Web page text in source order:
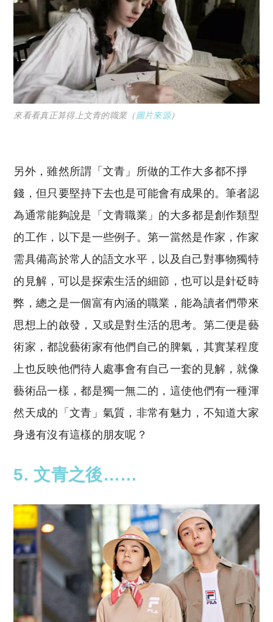
來看看真正算得上文青的職業（圖片來源）
另外，雖然所謂「文青」所做的工作大多都不掙
錢，但只要堅持下去也是可能會有成果的。筆者認
為通常能夠說是「文青職業」的大多都是創作類型
的工作，以下是一些例子。第一當然是作家，作家
需具備高於常人的語文水平，以及自己對事物獨特
的見解，可以是探索生活的細節，也可以是針砭時
弊，總之是一個富有內涵的職業，能為讀者們帶來
思想上的啟發，又或是對生活的思考。第二便是藝
術家，都說藝術家有他們自己的脾氣，其實某程度
上也反映他們待人處事會有自己一套的見解，就像
藝術品一樣，都是獨一無二的，這使他們有一種渾
然天成的「文青」氣質，非常有魅力，不知道大家
身邊有沒有這樣的朋友呢？
5. 文青之後……